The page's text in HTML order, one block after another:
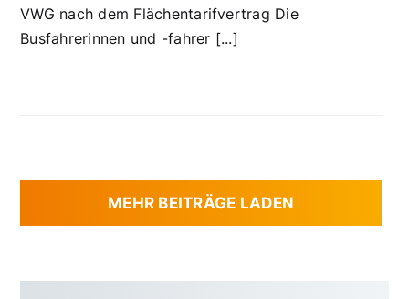
VWG nach dem Flächentarifvertrag Die
Busfahrerinnen und -fahrer [...]
MEHR BEITRÄGE LADEN